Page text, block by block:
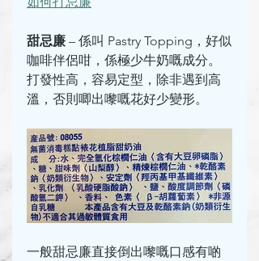
甜忌廉 – 係叫 Pastry Topping，好似
咖啡伴侶咁，係極少牛奶嘅成分。
打發性高，容易定型，除非遇到高
溫，否則唧出嚟嘅花好少變形。
一般甜忌廉直接倒出嚟嘅口感有啲